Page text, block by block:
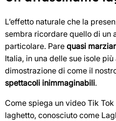
L’effetto naturale che la
sembra ricordare quello di un
particolare. Pare quasi
Italia, in una delle sue isole
dimostrazione di come il
spettacoli inimmaginabili.
Come spiega un video Tik
laghetto, conosciuto come